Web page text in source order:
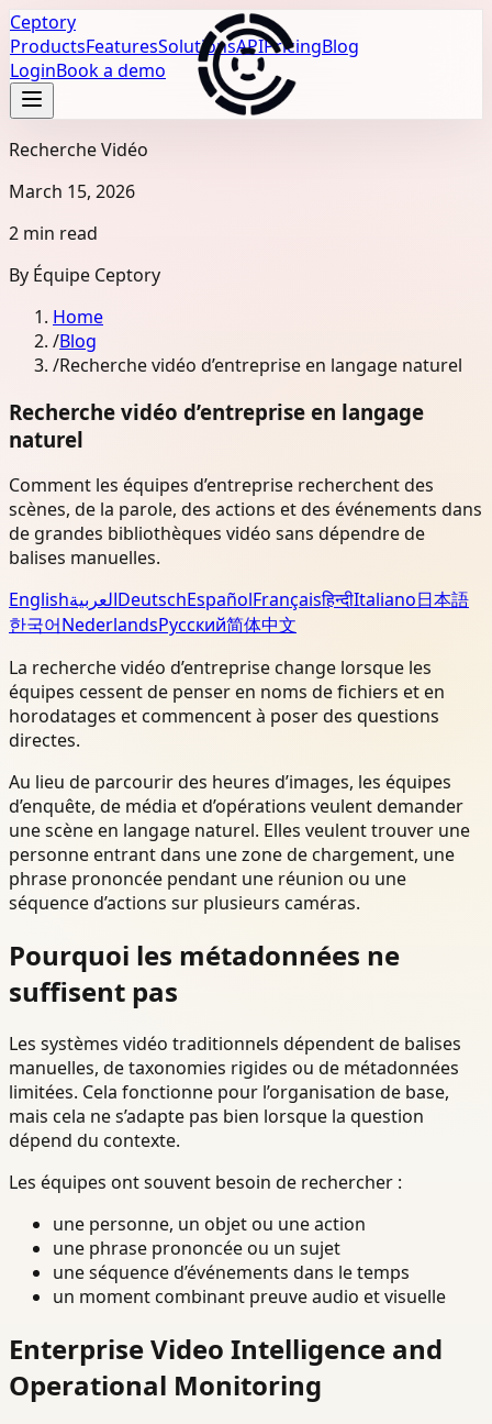
Ceptory
ProductsFeaturesSolutionsAPIPricingBlog
LoginBook a demo
Recherche Vidéo
March 15, 2026
2 min read
By Équipe Ceptory
Home
/Blog
/Recherche vidéo d’entreprise en langage naturel
Recherche vidéo d’entreprise en langage
naturel
Comment les équipes d’entreprise recherchent des
scènes, de la parole, des actions et des événements dans
de grandes bibliothèques vidéo sans dépendre de
balises manuelles.
EnglishالعربيةDeutschEspañolFrançaisहिन्दीItaliano日本語
한국어NederlandsРусский简体中文
La recherche vidéo d’entreprise change lorsque les
équipes cessent de penser en noms de fichiers et en
horodatages et commencent à poser des questions
directes.
Au lieu de parcourir des heures d’images, les équipes
d’enquête, de média et d’opérations veulent demander
une scène en langage naturel. Elles veulent trouver une
personne entrant dans une zone de chargement, une
phrase prononcée pendant une réunion ou une
séquence d’actions sur plusieurs caméras.
Pourquoi les métadonnées ne
suffisent pas
Les systèmes vidéo traditionnels dépendent de balises
manuelles, de taxonomies rigides ou de métadonnées
limitées. Cela fonctionne pour l’organisation de base,
mais cela ne s’adapte pas bien lorsque la question
dépend du contexte.
Les équipes ont souvent besoin de rechercher :
une personne, un objet ou une action
une phrase prononcée ou un sujet
une séquence d’événements dans le temps
un moment combinant preuve audio et visuelle
Enterprise Video Intelligence and
Operational Monitoring